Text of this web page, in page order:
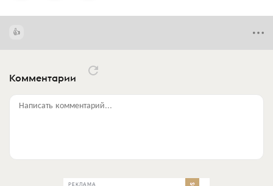
Комментарии
Написать комментарий...
РЕКЛАМА